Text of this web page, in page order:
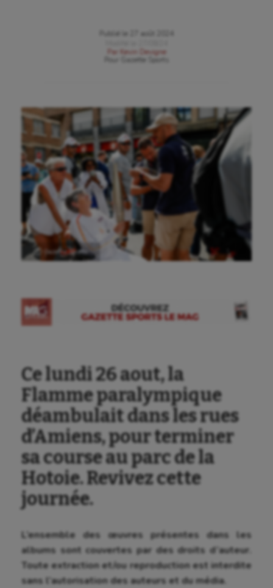
Publié le
27 août 2024
Par
Kevin Devigne
Gazette Sports
Ⓒ Gazette Sports
Ce lundi 26 aout, la
Flamme paralympique
déambulait dans les rues
d’Amiens, pour terminer
sa course au parc de la
Hotoie. Revivez cette
journée.
L’ensemble des œuvres présentes dans les
albums sont couvertes par des droits d’auteur.
Toute extraction et/ou reproduction est interdite
sans l’autorisation des auteurs et du média.